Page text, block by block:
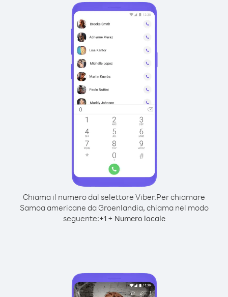
Chiama il numero dal selettore Viber.Per chiamare
Samoa americane da Groenlandia, chiama nel modo
seguente:+1+ Numero locale